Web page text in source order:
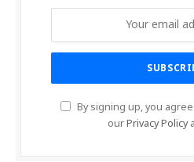
By signing up, you
ourPrivacy Policy